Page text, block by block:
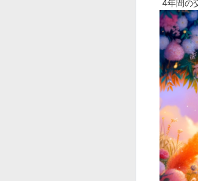
4年間の